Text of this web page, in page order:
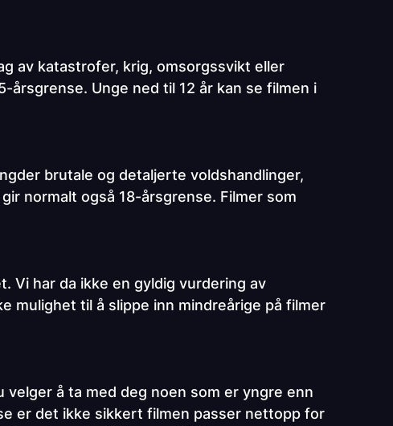
av katastrofer, krig, omsorgssvikt eller
Unge ned til 12 år kan se filmen i
brutale og detaljerte voldshandlinger,
normalt også 18-årsgrense. Filmer som
Vi har da ikke en gyldig vurdering av
mulighet til å slippe inn mindreårige på filmer
å ta med deg noen som er yngre enn
er det ikke sikkert filmen passer nettopp for